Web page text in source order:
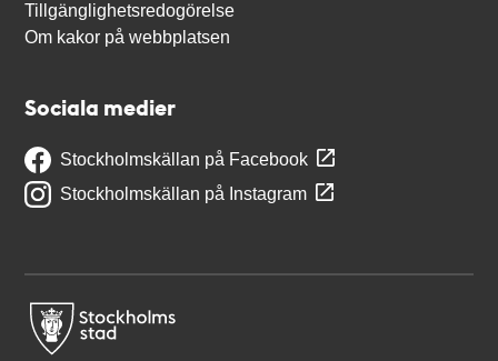
Tillgänglighetsredogörelse
Om kakor på webbplatsen
Sociala medier
Stockholmskällan på Facebook
Stockholmskällan på Instagram